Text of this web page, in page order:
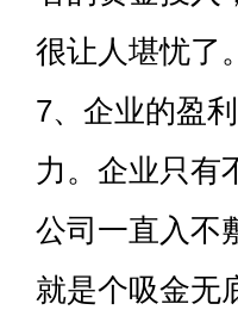
很让人堪忧了。
7、企业的盈
力。企业只有
公司一直入不
就是个吸金无